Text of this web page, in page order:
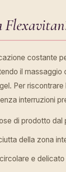
costante
il
Per
interruzioni
di prodotto dal
della zona
e